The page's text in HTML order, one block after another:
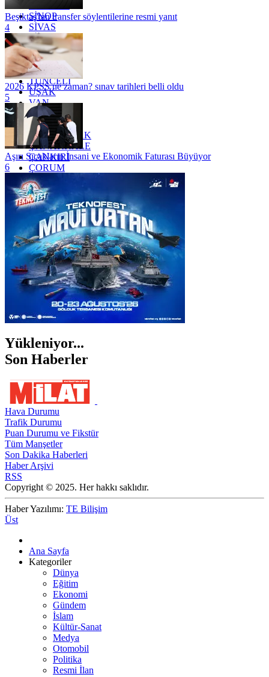
SİNOP
SİVAS
SİİRT
TEKİRDAĞ
TOKAT
TRABZON
TUNCELİ
UŞAK
VAN
YALOVA
YOZGAT
ZONGULDAK
ÇANAKKALE
ÇANKIRI
ÇORUM
İSTANBUL
İZMİR
ŞANLIURFA
ŞIRNAK
Beşiktaş'tan transfer söylentilerine resmi yanıt
4
2026 KPSS ne zaman? sınav tarihleri belli oldu
5
Aşırı Sıcakların İnsani ve Ekonomik Faturası Büyüyor
6
Yükleniyor...
Son Haberler
Hava Durumu
Trafik Durumu
Puan Durumu ve Fikstür
Tüm Manşetler
Son Dakika Haberleri
Haber Arşivi
RSS
Copyright © 2025. Her hakkı saklıdır.
Haber Yazılımı: TE Bilişim
Üst
Ana Sayfa
Kategoriler
Dünya
Eğitim
Ekonomi
Gündem
İslam
Kültür-Sanat
Medya
Otomobil
Politika
Resmi İlan